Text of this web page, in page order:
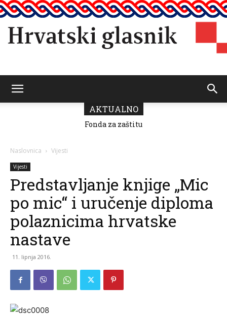
AKTUALNO
Fonda za zaštitu
2026.
Naslovnica Vijesti
Vijesti
Predstavljanje knjige „Mic
po mic“ i uručenje diploma
polaznicima hrvatske
nastave
11. lipnja 2016.